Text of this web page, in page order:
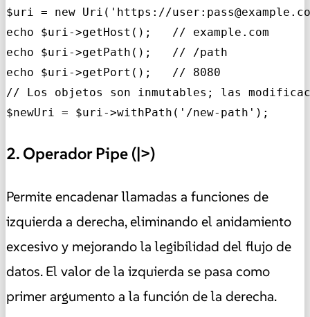
$uri = new Uri('https://
echo $uri->getHost();   // example.com
echo $uri->getPath();   // /path
echo $uri->getPort();   // 8080
// Los objetos son inmutables; las
$newUri = $uri->withPath('/new-path');
2. Operador Pipe (|>)
Permite encadenar llamadas a funciones de
izquierda a derecha, eliminando el anidamiento
excesivo y mejorando la legibilidad del flujo de
datos. El valor de la izquierda se pasa como
primer argumento a la función de la derecha.